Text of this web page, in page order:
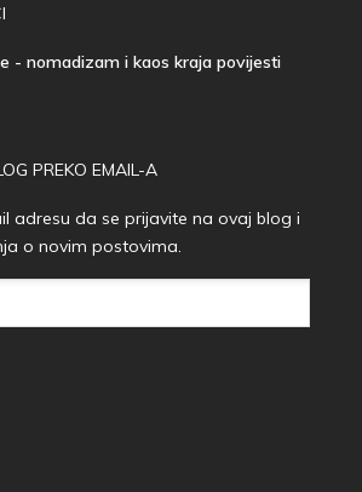
- nomadizam i kaos kraja povijesti
PREKO EMAIL-A
adresu da se prijavite na ovaj blog i
o novim postovima.